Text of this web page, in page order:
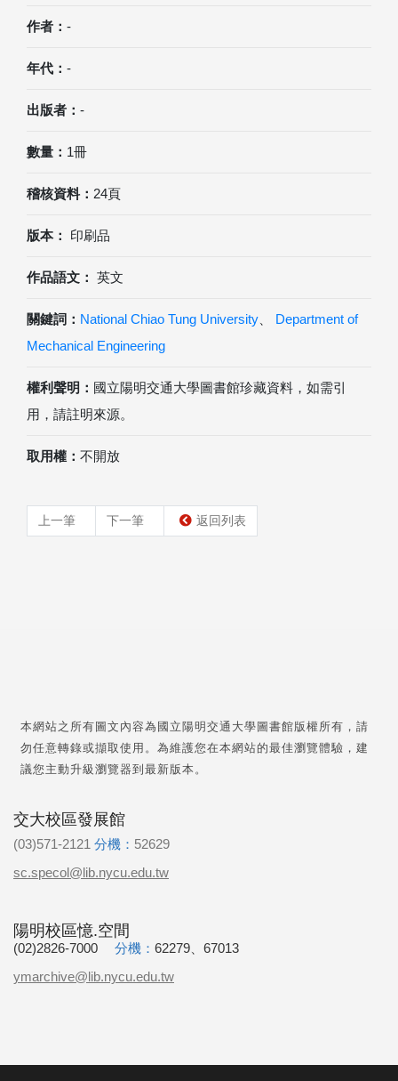
作者： -
年代： -
出版者： -
數量： 1冊
稽核資料： 24頁
版本： 印刷品
作品語文： 英文
關鍵詞： National Chiao Tung University
Department of
Mechanical Engineering
權利聲明： 國立陽明交通大學圖書館珍藏資料，如需引
用，請註明來源。
取用權： 不開放
上一筆 下一筆 返回列表
本網站之所有圖文內容為國立陽明交通大學圖書館版權所有，請
勿任意轉錄或擷取使用。為維護您在本網站的最佳瀏覽體驗，建
議您主動升級瀏覽器到最新版本。
交大校區發展館
(03)571-2121 分機： 52629
sc.specol@lib.nycu.edu.tw
陽明校區憶.空間
(02)2826-7000 分機： 62279、67013
ymarchive@lib.nycu.edu.tw